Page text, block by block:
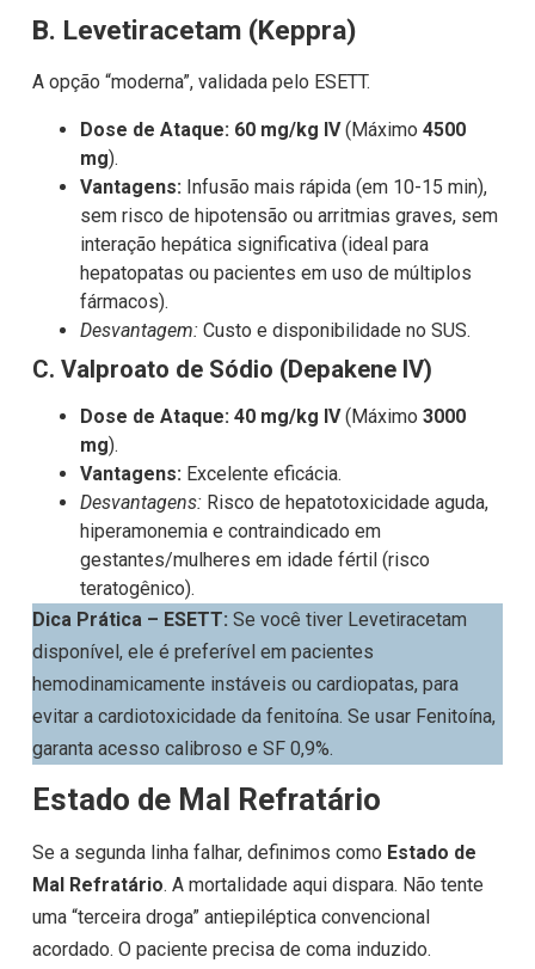
B. Levetiracetam (Keppra)
A opção “moderna”, validada pelo ESETT.
Dose de Ataque: 60 mg/kg IV(Máximo 4500
mg).
Vantagens: Infusão mais rápida (em 10-15 min),
sem risco de hipotensão ou arritmias graves, sem
interação hepática significativa (ideal para
hepatopatas ou pacientes em uso de múltiplos
fármacos).
Desvantagem:Custo e disponibilidade no SUS.
C. Valproato de Sódio (Depakene IV)
Dose de Ataque: 40 mg/kg IV(Máximo 3000
mg).
Vantagens: Excelente eficácia.
Desvantagens:Risco de hepatotoxicidade aguda,
hiperamonemia e contraindicado em
gestantes/mulheres em idade fértil (risco
teratogênico).
Dica Prática – ESETT: Se você tiver Levetiracetam
disponível, ele é preferível em pacientes
hemodinamicamente instáveis ou cardiopatas, para
evitar a cardiotoxicidade da fenitoína. Se usar Fenitoína,
garanta acesso calibroso e SF 0,9%.
Estado de Mal Refratário
Se a segunda linha falhar, definimos como Estado de
Mal Refratário. A mortalidade aqui dispara. Não tente
uma “terceira droga” antiepiléptica convencional
acordado. O paciente precisa de coma induzido.